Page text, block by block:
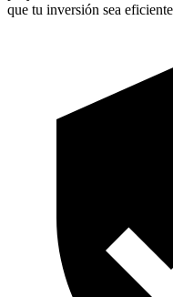
que tu inversión sea